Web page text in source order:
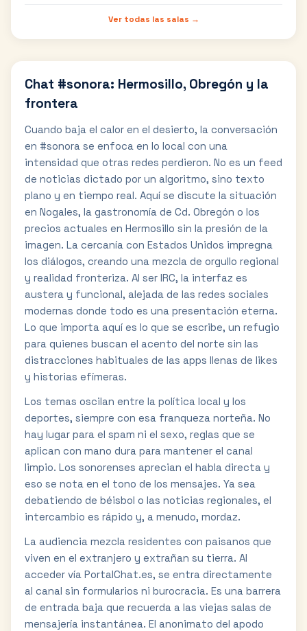
Ver todas las salas →
Chat #sonora: Hermosillo, Obregón y la
frontera
Cuando baja el calor en el desierto, la conversación
en #sonora se enfoca en lo local con una
intensidad que otras redes perdieron. No es un feed
de noticias dictado por un algoritmo, sino texto
plano y en tiempo real. Aquí se discute la situación
en Nogales, la gastronomía de Cd. Obregón o los
precios actuales en Hermosillo sin la presión de la
imagen. La cercanía con Estados Unidos impregna
los diálogos, creando una mezcla de orgullo regional
y realidad fronteriza. Al ser IRC, la interfaz es
austera y funcional, alejada de las redes sociales
modernas donde todo es una presentación eterna.
Lo que importa aquí es lo que se escribe, un refugio
para quienes buscan el acento del norte sin las
distracciones habituales de las apps llenas de likes
y historias efímeras.
Los temas oscilan entre la política local y los
deportes, siempre con esa franqueza norteña. No
hay lugar para el spam ni el sexo, reglas que se
aplican con mano dura para mantener el canal
limpio. Los sonorenses aprecian el habla directa y
eso se nota en el tono de los mensajes. Ya sea
debatiendo de béisbol o las noticias regionales, el
intercambio es rápido y, a menudo, mordaz.
La audiencia mezcla residentes con paisanos que
viven en el extranjero y extrañan su tierra. Al
acceder vía PortalChat.es, se entra directamente
al canal sin formularios ni burocracia. Es una barrera
de entrada baja que recuerda a las viejas salas de
mensajería instantánea. El anonimato del apodo